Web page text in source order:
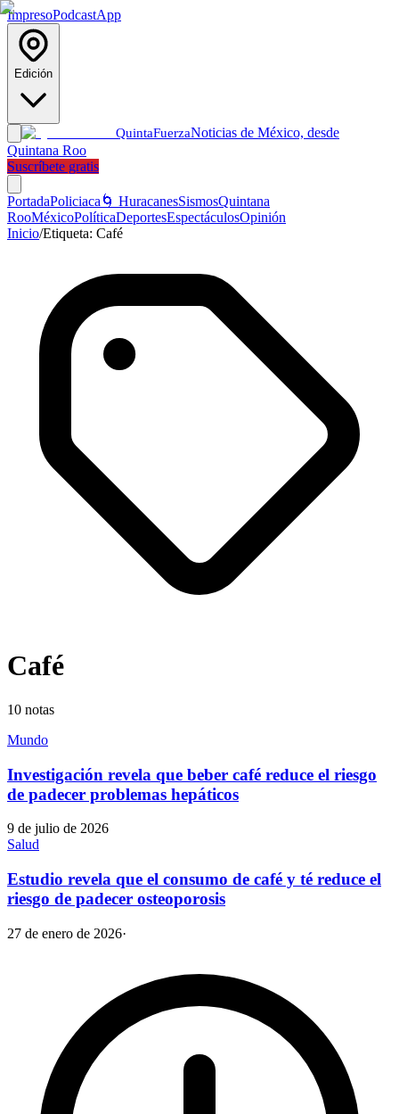
ImpresoPodcastApp
Edición
QuintaFuerzaNoticias de México, desde
Quintana Roo
Suscríbete gratis
PortadaPoliciaca 🌀 HuracanesSismosQuintana
RooMéxicoPolíticaDeportesEspectáculosOpinión
Inicio/Etiqueta: Café
Café
10 notas
Mundo
Investigación revela que beber café reduce el riesgo
de padecer problemas hepáticos
9 de julio de 2026
Salud
Estudio revela que el consumo de café y té reduce el
riesgo de padecer osteoporosis
27 de enero de 2026·